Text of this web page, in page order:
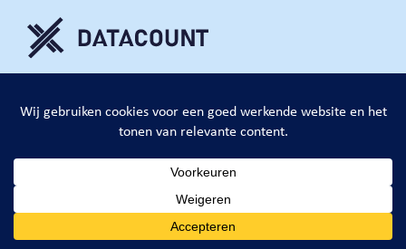
DataCount B.V.
privacy policy
algemene voorwaarden